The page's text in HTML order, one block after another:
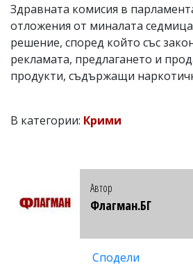
Здравната комисия в
отложения от миналата
решение, според който със
рекламата, предлагането и
продукти, съдържащи
В категории: Крими
Автор
Флагман.БГ
Сподели